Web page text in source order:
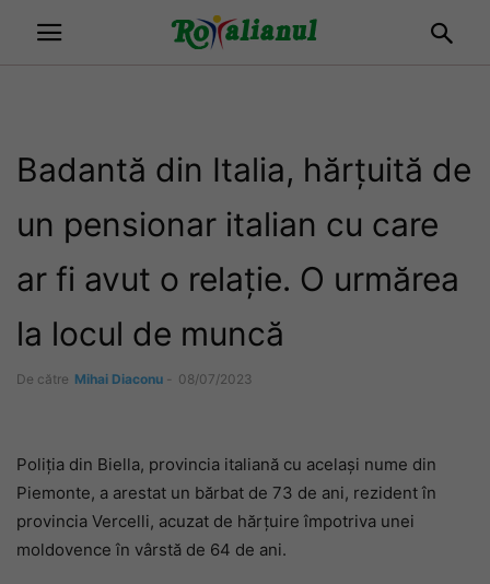
Badantă din Italia, hărțuită de
un pensionar italian cu care
ar fi avut o relație. O urmărea
la locul de muncă
De către Mihai Diaconu - 08/07/2023
Poliția din Biella, provincia italiană cu același nume din
Piemonte, a arestat un bărbat de 73 de ani, rezident în
provincia Vercelli, acuzat de hărțuire împotriva unei
moldovence în vârstă de 64 de ani.